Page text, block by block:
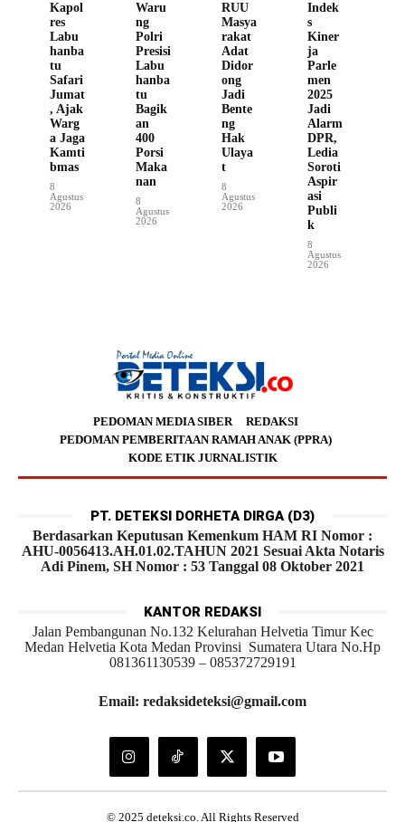
Kapol
res
Labu
hanba
tu
Safari
Jumat
, Ajak
Warg
a Jaga
Kamti
bmas
8
Agustus
2026
Waru
ng
Polri
Presisi
Labu
hanba
tu
Bagik
an
400
Porsi
Maka
nan
8
Agustus
2026
RUU
Masya
rakat
Adat
Didor
ong
Jadi
Bente
ng
Hak
Ulaya
t
8
Agustus
2026
Indek
s
Kiner
ja
Parle
men
2025
Jadi
Alarm
DPR,
Ledia
Soroti
Aspir
asi
Publi
k
8
Agustus
2026
PEDOMAN MEDIA SIBER
REDAKSI
PEDOMAN PEMBERITAAN RAMAH ANAK (PPRA)
KODE ETIK JURNALISTIK
PT. DETEKSI DORHETA DIRGA (D3)
Berdasarkan Keputusan Kemenkum HAM RI Nomor :
AHU-0056413.AH.01.02.TAHUN 2021 Sesuai Akta Notaris
Adi Pinem, SH Nomor : 53 Tanggal 08 Oktober 2021
KANTOR REDAKSI
Jalan Pembangunan No.132 Kelurahan Helvetia Timur Kec
Medan Helvetia Kota Medan Provinsi Sumatera Utara No.Hp
081361130539 – 085372729191
Email: redaksideteksi@gmail.com
© 2025 deteksi.co. All Rights Reserved